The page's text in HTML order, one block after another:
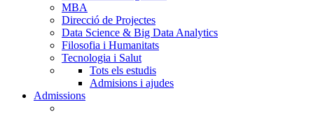
MBA
Direcció de Projectes
Data Science & Big Data Analytics
Filosofia i Humanitats
Tecnologia i Salut
Tots els estudis
Admisions i ajudes
Admissions